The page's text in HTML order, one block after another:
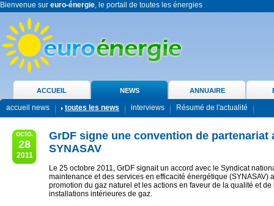
Bienvenue sur euro-énergie, le portail de toutes les énergies
ACCUEIL NEWS ANNUAIRE
accueil news toutes les news interviews Résumé de l'actualité
octo.
28
2011
GrDF signe une convention de partenariat
SYNASAV
Le 25 octobre 2011, GrDF signait un accord avec le Syndicat
maintenance et des services en efficacité énergétique (SYNASAV)
promotion du gaz naturel et les actions en faveur de la qualité et de
installations intérieures de gaz.